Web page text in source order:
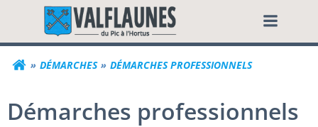
contenuCommune de
DÉMARCHES DÉMARCHES PROFESSIONNELS
Démarches professionnels